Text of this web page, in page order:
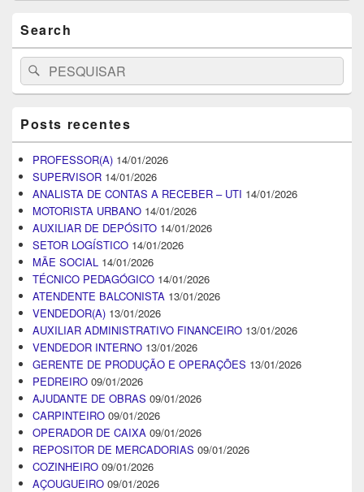
Search
Search
for:
Pesquisar
Posts recentes
PROFESSOR(A) 14/01/2026
SUPERVISOR 14/01/2026
ANALISTA DE CONTAS A RECEBER – UTI 14/01/2026
MOTORISTA URBANO 14/01/2026
AUXILIAR DE DEPÓSITO 14/01/2026
SETOR LOGÍSTICO 14/01/2026
MÃE SOCIAL 14/01/2026
TÉCNICO PEDAGÓGICO 14/01/2026
ATENDENTE BALCONISTA 13/01/2026
VENDEDOR(A) 13/01/2026
AUXILIAR ADMINISTRATIVO FINANCEIRO 13/01/2026
VENDEDOR INTERNO 13/01/2026
GERENTE DE PRODUÇÃO E OPERAÇÕES 13/01/2026
PEDREIRO 09/01/2026
AJUDANTE DE OBRAS 09/01/2026
CARPINTEIRO 09/01/2026
OPERADOR DE CAIXA 09/01/2026
REPOSITOR DE MERCADORIAS 09/01/2026
COZINHEIRO 09/01/2026
AÇOUGUEIRO 09/01/2026